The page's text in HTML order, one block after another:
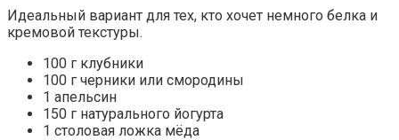
Идеальный вариант для тех, кто хочет немного белка и
кремовой текстуры.
100 г клубники
100 г черники или смородины
1 апельсин
150 г натурального йогурта
1 столовая ложка мёда